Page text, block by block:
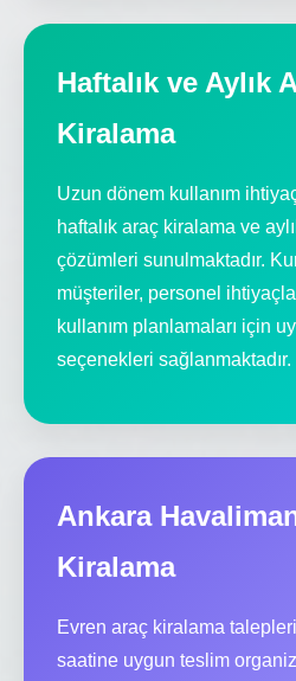
Haftalık ve Aylık
Kiralama
Uzun dönem kullanım
haftalık araç kiralama ve
çözümleri sunulmaktadır.
müşteriler, personel
kullanım planlamaları için
seçenekleri sağlanmaktadır.
Ankara
Kiralama
Evren araç kiralama
saatine uygun teslim